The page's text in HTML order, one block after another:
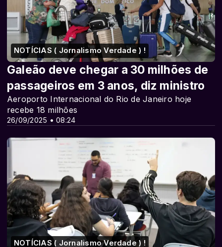
NOTÍCIAS ( Jornalismo Verdade ) !
26/09/2025 • 08:24
Galeão deve chegar a 30 milhões de
passageiros em 3 anos, diz ministro
Aeroporto Internacional do Rio de Janeiro hoje
recebe 18 milhões
NOTÍCIAS ( Jornalismo Verdade ) !